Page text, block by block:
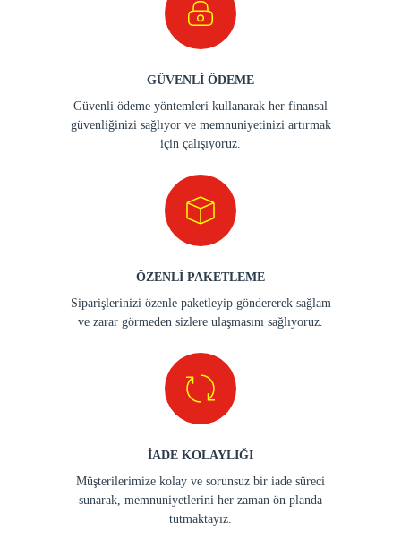
GÜVENLİ ÖDEME
Güvenli ödeme yöntemleri kullanarak her finansal
güvenliğinizi sağlıyor ve memnuniyetinizi artırmak
için çalışıyoruz.
ÖZENLİ PAKETLEME
Siparişlerinizi özenle paketleyip göndererek sağlam
ve zarar görmeden sizlere ulaşmasını sağlıyoruz.
İADE KOLAYLIĞI
Müşterilerimize kolay ve sorunsuz bir iade süreci
sunarak, memnuniyetlerini her zaman ön planda
tutmaktayız.